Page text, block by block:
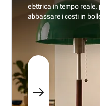
elettrica in tempo reale,
abbassare i costi in